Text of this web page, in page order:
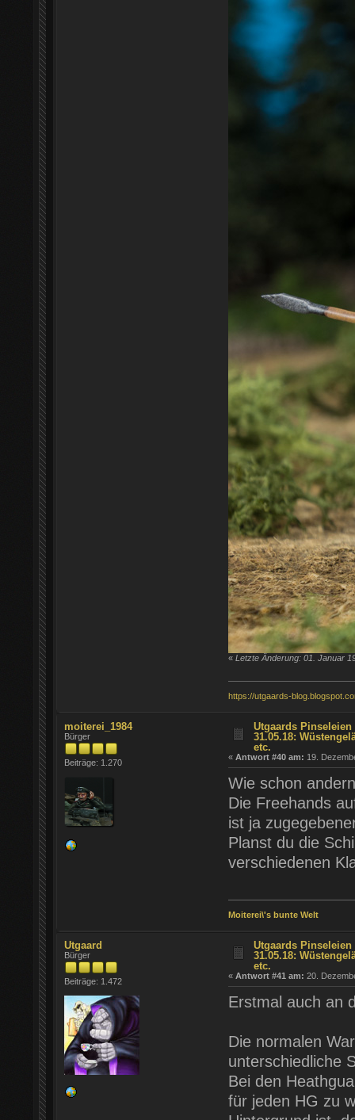
« Letzte Änderung: 01. Januar
https://utgaards-
moiterei_1984
Bürger
Beiträge: 1.270
Utgaards
31.05.18:
etc.
« Antwort #40 am: 19.
Wie schon
Die Freehands
ist ja
Planst du die
verschiedenen
Moiterei\'s bunte Welt
Utgaard
Bürger
Beiträge: 1.472
Utgaards
31.05.18:
etc.
« Antwort #41 am: 20.
Erstmal auch an
Die normalen
unterschiedliche
Bei den
für jeden HG zu